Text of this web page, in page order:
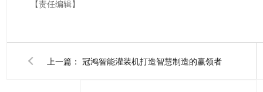
【责任编辑】
上一篇： 冠鸿智能灌装机打造智慧制造的赢领者